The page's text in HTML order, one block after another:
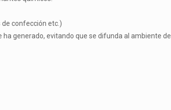
de confección etc.)
generado, evitando que se difunda al ambiente del